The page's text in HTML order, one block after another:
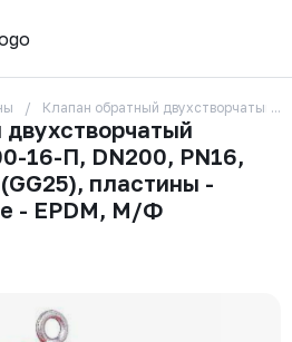
Клапан обратный двухстворчатый
16-П, DN200, PN16,
пластины -
- EPDM, М/Ф